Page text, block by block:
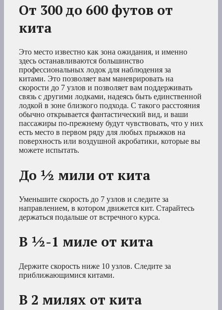
От 300 до 600 футов от
кита
Это место известно как зона ожидания, и именно
здесь останавливаются большинство
профессиональных лодок для наблюдения за
китами. Это позволяет вам маневрировать на
скорости до 7 узлов и позволяет вам поддерживать
связь с другими лодками, надеясь быть единственной
лодкой в зоне близкого подхода. С такого расстояния
обычно открывается фантастический вид, и ваши
пассажиры по-прежнему будут чувствовать, что у них
есть место в первом ряду для любых прыжков на
поверхность или воздушной акробатики, которые вы
можете испытать.
До ½ мили от кита
Уменьшите скорость до 7 узлов и следите за
направлением, в котором движется кит. Старайтесь
держаться подальше от встречного курса.
В ½-1 миле от кита
Держите скорость ниже 10 узлов. Следите за
приближающимися китами.
В 2 милях от кита